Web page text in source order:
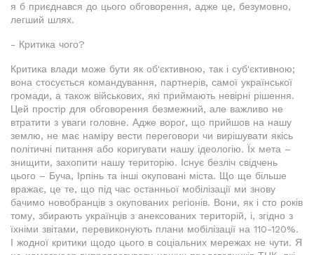
я б приєднався до цього обговорення, адже це, безумовно,
легший шлях.
- Критика чого?
Критика влади може бути як об'єктивною, так і суб'єктивною;
вона стосується командування, партнерів, самої української
громади, а також військових, які приймають невірні рішення.
Цей простір для обговорення безмежний, але важливо не
втратити з уваги головне. Адже ворог, що прийшов на нашу
землю, не має наміру вести переговори чи вирішувати якісь
політичні питання або коригувати нашу ідеологію. Їх мета –
знищити, захопити нашу територію. Існує безліч свідчень
цього – Буча, Ірпінь та інші окуповані міста. Що ще більше
вражає, це те, що під час останньої мобілізації ми знову
бачимо новобранців з окупованих регіонів. Вони, як і сто років
тому, збирають українців з анексованих територій, і, згідно з
їхніми звітами, перевиконують плани мобілізації на 110-120%.
І жодної критики щодо цього в соціальних мережах не чути. Я